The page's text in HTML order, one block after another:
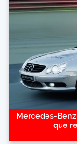
Mercedes-
que